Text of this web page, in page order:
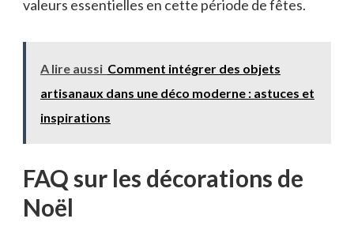
valeurs essentielles en cette période de fêtes.
A lire aussi Comment intégrer des objets
artisanaux dans une déco moderne : astuces et
inspirations
FAQ sur les décorations de
Noël